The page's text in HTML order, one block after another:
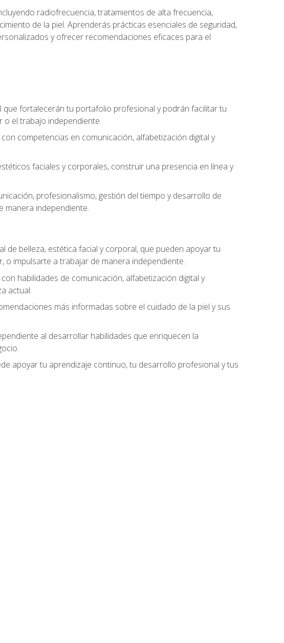
radiofrecuencia, tratamientos de alta frecuencia,
de la piel. Aprenderás prácticas esenciales de seguridad,
y ofrecer recomendaciones eficaces para el
fortalecerán tu portafolio profesional y podrán facilitar tu
el trabajo independiente.
competencias en comunicación, alfabetización digital y
faciales y corporales, construir una presencia en línea y
profesionalismo, gestión del tiempo y desarrollo de
manera independiente.
belleza, estética facial y corporal, que pueden apoyar tu
impulsarte a trabajar de manera independiente.
habilidades de comunicación, alfabetización digital y
actual.
más informadas sobre el cuidado de la piel y sus
al desarrollar habilidades que enriquecen la
apoyar tu aprendizaje continuo, tu desarrollo profesional y tus